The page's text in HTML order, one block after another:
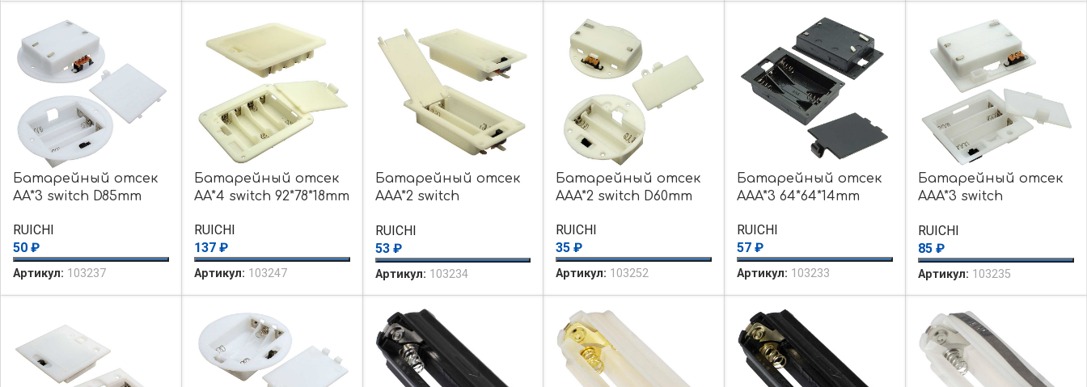
Батарейный отсек
AA*3 switch D85mm
RUICHI
50 ₽
Артикул: 103237
Батарейный отсек
AA*4 switch 92*78*18mm
RUICHI
137 ₽
Артикул: 103247
Батарейный отсек
AAA*2 switch
RUICHI
53 ₽
Артикул: 103234
Батарейный отсек
AAA*2 switch D60mm
RUICHI
35₽
Артикул: 103252
Батарейный отсек
AAA*3 64*64*14mm
RUICHI
57₽
Артикул: 103233
Батарейный отсек
AAA*3 switch
RUICHI
85₽
Артикул: 103235